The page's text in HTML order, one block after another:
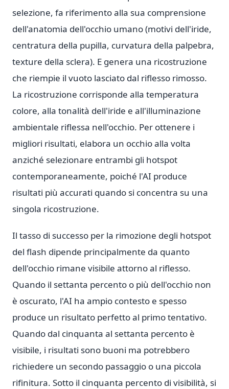
selezione, fa riferimento alla sua comprensione
dell'anatomia dell'occhio umano (motivi dell'iride,
centratura della pupilla, curvatura della palpebra,
texture della sclera). E genera una ricostruzione
che riempie il vuoto lasciato dal riflesso rimosso.
La ricostruzione corrisponde alla temperatura
colore, alla tonalità dell'iride e all'illuminazione
ambientale riflessa nell'occhio. Per ottenere i
migliori risultati, elabora un occhio alla volta
anziché selezionare entrambi gli hotspot
contemporaneamente, poiché l'AI produce
risultati più accurati quando si concentra su una
singola ricostruzione.
Il tasso di successo per la rimozione degli hotspot
del flash dipende principalmente da quanto
dell'occhio rimane visibile attorno al riflesso.
Quando il settanta percento o più dell'occhio non
è oscurato, l'AI ha ampio contesto e spesso
produce un risultato perfetto al primo tentativo.
Quando dal cinquanta al settanta percento è
visibile, i risultati sono buoni ma potrebbero
richiedere un secondo passaggio o una piccola
rifinitura. Sotto il cinquanta percento di visibilità, si